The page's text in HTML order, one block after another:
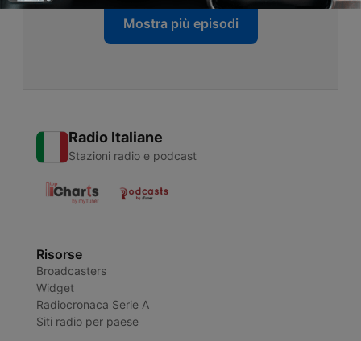
Mostra più episodi
Radio Italiane
Stazioni radio e podcast
Risorse
Broadcasters
Widget
Radiocronaca Serie A
Siti radio per paese